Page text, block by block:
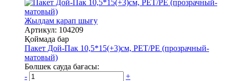
Жылдам қарап шығу
Артикул: 104209
Қоймада бар
Пакет Дой-Пак 10,5*15(+3)см, PET/PE (прозрачный-
матовый)
Бөлшек сауда бағасы:
-
+